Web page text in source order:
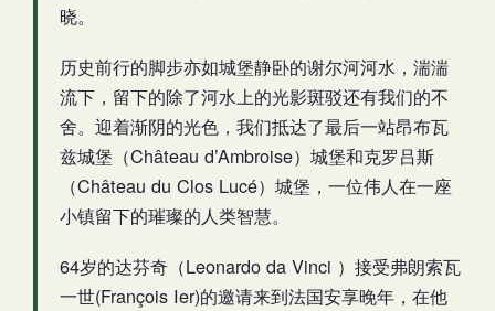
晓。
历史前行的脚步亦如城堡静卧的谢尔河河水，湍湍
流下，留下的除了河水上的光影斑驳还有我们的不
舍。迎着渐阴的光色，我们抵达了最后一站昂布瓦
兹城堡（Château d’Ambroise）城堡和克罗吕斯
（Château du Clos Lucé）城堡，一位伟人在一座
小镇留下的璀璨的人类智慧。
64岁的达芬奇（Leonardo da Vinci ）接受弗朗索瓦
一世(François Ier)的邀请来到法国安享晚年，在他